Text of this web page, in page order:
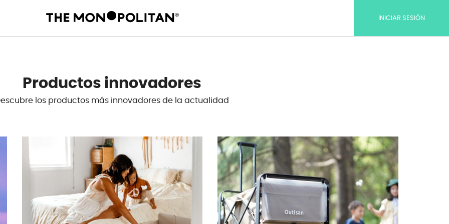
INICIAR SESIÓN
Productos innovadores
los productos más innovadores de la actualidad